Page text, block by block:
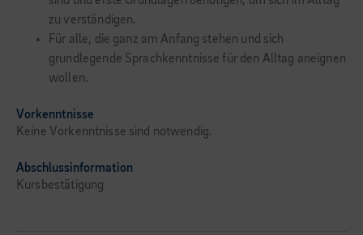
zu verständigen.
Für alle, die ganz am Anfang stehen und sich
grundlegende Sprachkenntnisse für den Alltag aneignen
wollen.
Vorkenntnisse
Keine Vorkenntnisse sind notwendig.
Abschlussinformation
Kursbestätigung